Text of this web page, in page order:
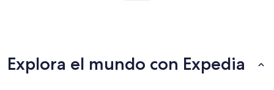
Explora el mundo con Expedia